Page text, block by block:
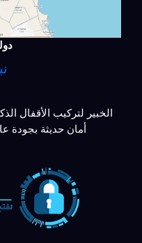
الخبير لتركيب الأقفال
أمان حديثة بجودة